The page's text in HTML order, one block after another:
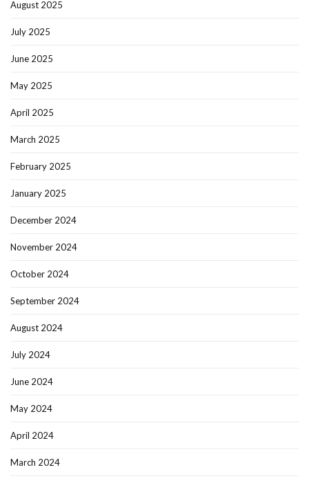
August 2025
July 2025
June 2025
May 2025
April 2025
March 2025
February 2025
January 2025
December 2024
November 2024
October 2024
September 2024
August 2024
July 2024
June 2024
May 2024
April 2024
March 2024